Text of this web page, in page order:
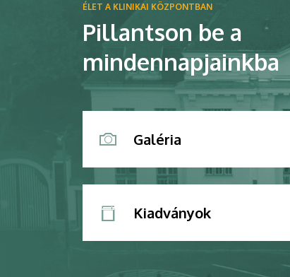
ÉLET A KLINIKAI KÖZPONTBAN
Pillantson be a
mindennapjainkba
Galéria
Kiadványok